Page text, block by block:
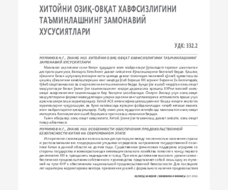
усугубление экологических проблем и, как следствие,
сокра­щение посевных площадей ввиду деградации почв.
Данный фактор позволяет прогнозировать уве­личение
зависимости страны от импорта продовольствия в
долгосрочной перспективе.